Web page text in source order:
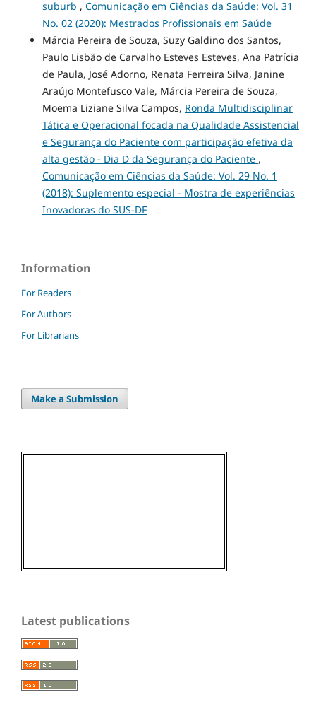
suburb , Comunicação em Ciências da Saúde: Vol. 31
No. 02 (2020): Mestrados Profissionais em Saúde
Márcia Pereira de Souza, Suzy Galdino dos Santos,
Paulo Lisbão de Carvalho Esteves Esteves, Ana Patrícia
de Paula, José Adorno, Renata Ferreira Silva, Janine
Araújo Montefusco Vale, Márcia Pereira de Souza,
Moema Liziane Silva Campos, Ronda Multidisciplinar
Tática e Operacional focada na Qualidade Assistencial
e Segurança do Paciente com participação efetiva da
alta gestão - Dia D da Segurança do Paciente ,
Comunicação em Ciências da Saúde: Vol. 29 No. 1
(2018): Suplemento especial - Mostra de experiências
Inovadoras do SUS-DF
Information
For Readers
For Authors
For Librarians
Make a Submission
Latest publications